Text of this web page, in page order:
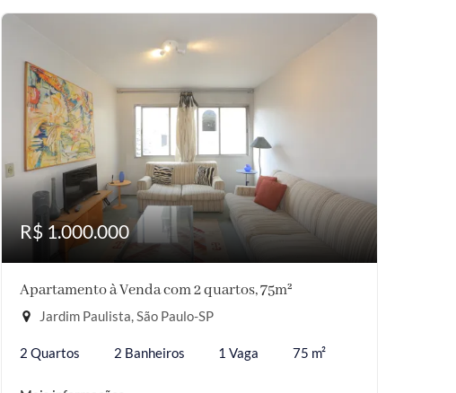
R$ 1.000.000
Apartamento à Venda com 2 quartos, 75m²
Jardim Paulista, São Paulo-SP
2 Quartos 2 Banheiros 1 Vaga 75 m²